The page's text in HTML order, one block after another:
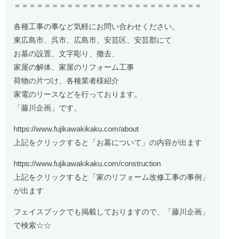
＝＝＝＝＝＝＝＝＝＝＝＝＝＝＝＝＝＝＝＝＝＝＝＝＝
各種工事の事など気軽にお問い合わせください。
東広島市、呉市、広島市、安芸区、安芸郡にて
お墓の設置、文字彫り、撤去、
家屋の解体、家屋のリフォーム工事
荷物の片づけ、各種業者様紹介
家電のリースなどを行っております。
「藤川企画」です。
https://www.fujikawakikaku.com/about
上記をクリックすると「お墓について」の内容が出ます
https://www.fujikawakikaku.com/construction
上記をクリックすると「家のリフォーム改修工事の事例」
が出ます
フェイスブックでも掲載しておりますので、「藤川企画」
で検索☆☆